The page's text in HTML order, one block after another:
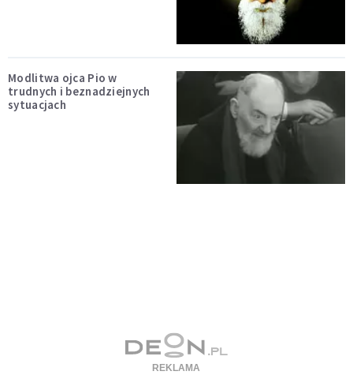
Modlitwa ojca Pio w
trudnych i beznadziejnych
sytuacjach